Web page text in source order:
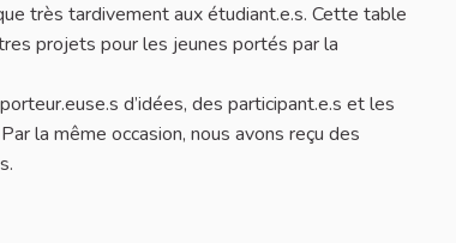
très tardivement aux étudiant.e.s. Cette table
projets pour les jeunes portés par la
d’idées, des participant.e.s et les
la même occasion, nous avons reçu des